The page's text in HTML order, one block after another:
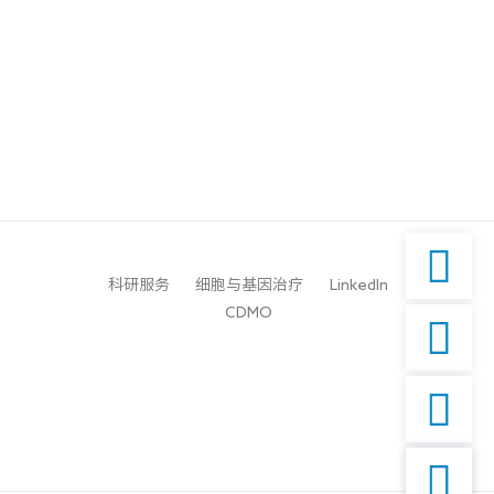
科研服务
细胞与基因治疗
CDMO
LinkedIn



